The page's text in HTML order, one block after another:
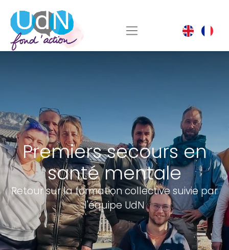
Premiers secours en
santé mentale
Retour sur la formation collective suivie par
l'équipe UdN